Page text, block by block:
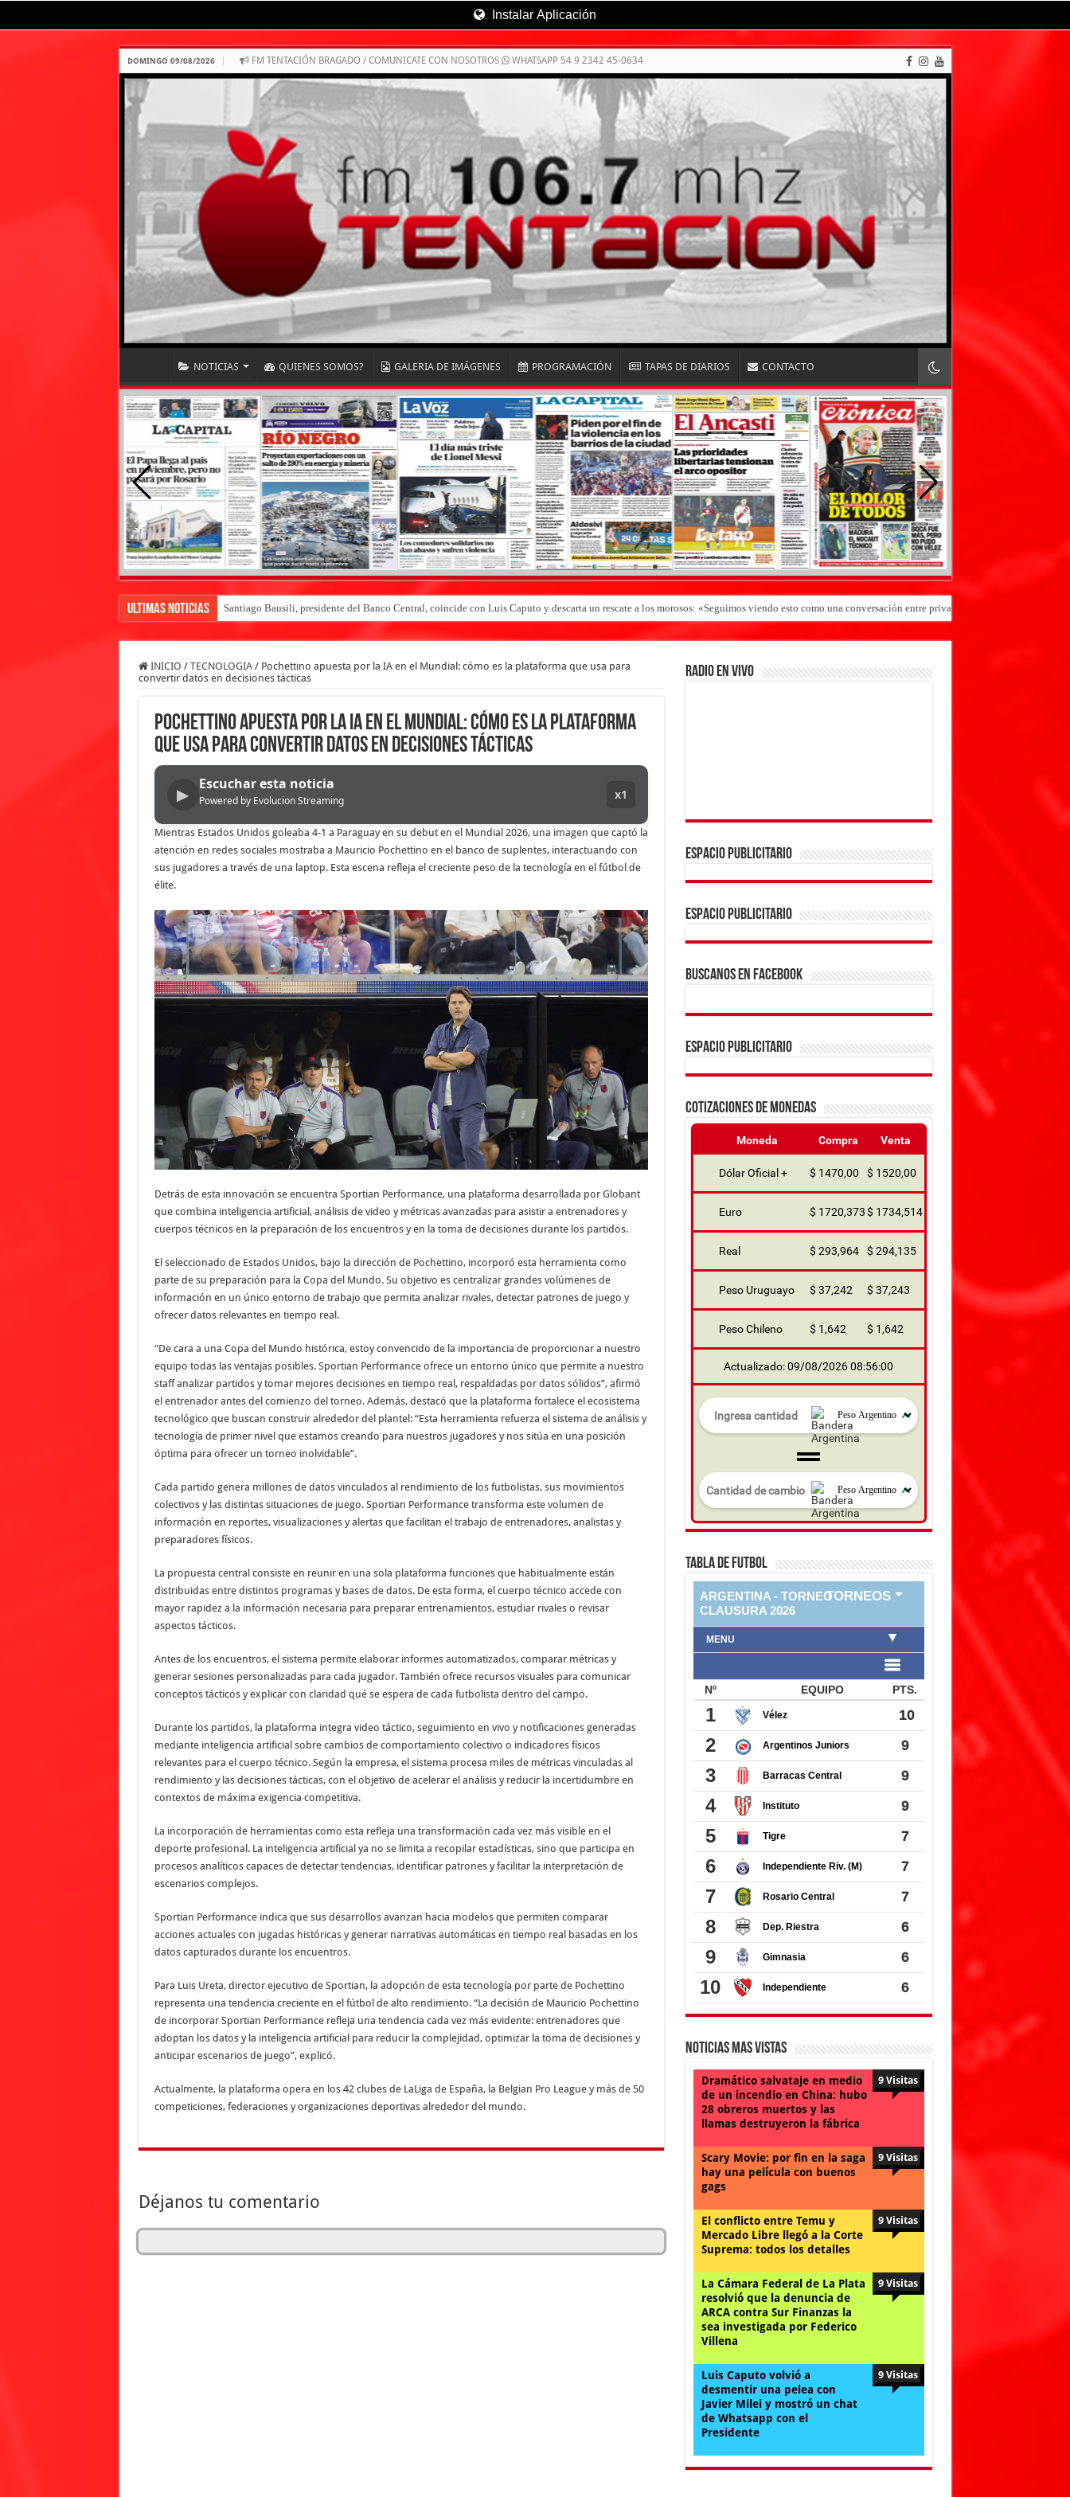
Instalar Aplicación
DOMINGO 09/08/2026 FM TENTACIÓN BRAGADO / COMUNICATE CON NOSOTROS WHATSAPP 54 9 2342 45-0634
NOTICIAS QUIENES SOMOS? GALERIA DE IMÁGENES PROGRAMACIÓN TAPAS DE DIARIOS CONTACTO
Ultimas Noticias Santiago Bausili, presidente del Banco Central, coincide con Luis Caputo y descarta un rescate a los morosos: «Seguimos viendo esto como una conversación entre privados»
INICIO / TECNOLOGIA / Pochettino apuesta por la IA en el Mundial: cómo es la plataforma que usa para
convertir datos en decisiones tácticas
Pochettino apuesta por la IA en el Mundial: cómo es la plataforma
que usa para convertir datos en decisiones tácticas
▶
Escuchar esta noticia
Powered by Evolucion Streaming x1
Mientras Estados Unidos goleaba 4-1 a Paraguay en su debut en el Mundial 2026, una imagen que captó la
atención en redes sociales mostraba a Mauricio Pochettino en el banco de suplentes, interactuando con
sus jugadores a través de una laptop. Esta escena refleja el creciente peso de la tecnología en el fútbol de
élite.
Detrás de esta innovación se encuentra Sportian Performance, una plataforma desarrollada por Globant
que combina inteligencia artificial, análisis de video y métricas avanzadas para asistir a entrenadores y
cuerpos técnicos en la preparación de los encuentros y en la toma de decisiones durante los partidos.
El seleccionado de Estados Unidos, bajo la dirección de Pochettino, incorporó esta herramienta como
parte de su preparación para la Copa del Mundo. Su objetivo es centralizar grandes volúmenes de
información en un único entorno de trabajo que permita analizar rivales, detectar patrones de juego y
ofrecer datos relevantes en tiempo real.
“De cara a una Copa del Mundo histórica, estoy convencido de la importancia de proporcionar a nuestro
equipo todas las ventajas posibles. Sportian Performance ofrece un entorno único que permite a nuestro
staff analizar partidos y tomar mejores decisiones en tiempo real, respaldadas por datos sólidos”, afirmó
el entrenador antes del comienzo del torneo. Además, destacó que la plataforma fortalece el ecosistema
tecnológico que buscan construir alrededor del plantel: “Esta herramienta refuerza el sistema de análisis y
tecnología de primer nivel que estamos creando para nuestros jugadores y nos sitúa en una posición
óptima para ofrecer un torneo inolvidable”.
Cada partido genera millones de datos vinculados al rendimiento de los futbolistas, sus movimientos
colectivos y las distintas situaciones de juego. Sportian Performance transforma este volumen de
información en reportes, visualizaciones y alertas que facilitan el trabajo de entrenadores, analistas y
preparadores físicos.
La propuesta central consiste en reunir en una sola plataforma funciones que habitualmente están
distribuidas entre distintos programas y bases de datos. De esta forma, el cuerpo técnico accede con
mayor rapidez a la información necesaria para preparar entrenamientos, estudiar rivales o revisar
aspectos tácticos.
Antes de los encuentros, el sistema permite elaborar informes automatizados, comparar métricas y
generar sesiones personalizadas para cada jugador. También ofrece recursos visuales para comunicar
conceptos tácticos y explicar con claridad qué se espera de cada futbolista dentro del campo.
Durante los partidos, la plataforma integra video táctico, seguimiento en vivo y notificaciones generadas
mediante inteligencia artificial sobre cambios de comportamiento colectivo o indicadores físicos
relevantes para el cuerpo técnico. Según la empresa, el sistema procesa miles de métricas vinculadas al
rendimiento y las decisiones tácticas, con el objetivo de acelerar el análisis y reducir la incertidumbre en
contextos de máxima exigencia competitiva.
La incorporación de herramientas como esta refleja una transformación cada vez más visible en el
deporte profesional. La inteligencia artificial ya no se limita a recopilar estadísticas, sino que participa en
procesos analíticos capaces de detectar tendencias, identificar patrones y facilitar la interpretación de
escenarios complejos.
Sportian Performance indica que sus desarrollos avanzan hacia modelos que permiten comparar
acciones actuales con jugadas históricas y generar narrativas automáticas en tiempo real basadas en los
datos capturados durante los encuentros.
Para Luis Ureta, director ejecutivo de Sportian, la adopción de esta tecnología por parte de Pochettino
representa una tendencia creciente en el fútbol de alto rendimiento. “La decisión de Mauricio Pochettino
de incorporar Sportian Performance refleja una tendencia cada vez más evidente: entrenadores que
adoptan los datos y la inteligencia artificial para reducir la complejidad, optimizar la toma de decisiones y
anticipar escenarios de juego”, explicó.
Actualmente, la plataforma opera en los 42 clubes de LaLiga de España, la Belgian Pro League y más de 50
competiciones, federaciones y organizaciones deportivas alrededor del mundo.
Déjanos tu comentario
RADIO EN VIVO
ESPACIO PUBLICITARIO
ESPACIO PUBLICITARIO
BUSCANOS EN FACEBOOK
ESPACIO PUBLICITARIO
COTIZACIONES DE MONEDAS
Moneda Compra Venta
Dólar Oficial + $ 1470,00 $ 1520,00
Euro $ 1720,373$ 1734,514
Real $ 293,964 $ 294,135
Peso Uruguayo $ 37,242 $ 37,243
Peso Chileno $ 1,642 $ 1,642
Actualizado: 09/08/2026 08:56:00
TABLA DE FUTBOL
Noticias Mas Vistas
Dramático salvataje en medio
de un incendio en China: hubo
28 obreros muertos y las
llamas destruyeron la fábrica
9 Visitas
Scary Movie: por fin en la saga
hay una película con buenos
gags
9 Visitas
El conflicto entre Temu y
Mercado Libre llegó a la Corte
Suprema: todos los detalles
9 Visitas
La Cámara Federal de La Plata
resolvió que la denuncia de
ARCA contra Sur Finanzas la
sea investigada por Federico
Villena
9 Visitas
Luis Caputo volvió a
desmentir una pelea con
Javier Milei y mostró un chat
de Whatsapp con el
Presidente
9 Visitas